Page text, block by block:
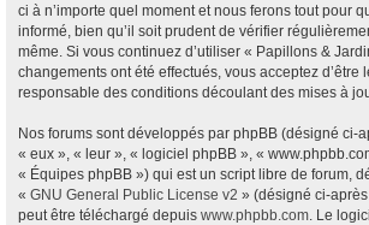
ci à n’importe quel moment et nous ferons tout pour
informé, bien qu’il soit prudent de vérifier
même. Si vous continuez d’utiliser « Papillons &
changements ont été effectués, vous acceptez d’être
responsable des conditions découlant des mises à
Nos forums sont développés par phpBB (désigné ci-
« eux », « leur », « logiciel phpBB », «
« Équipes phpBB ») qui est un script libre de forum,
« GNU General Public License v2 » (désigné ci-
peut être téléchargé depuis www.phpbb.com. Le